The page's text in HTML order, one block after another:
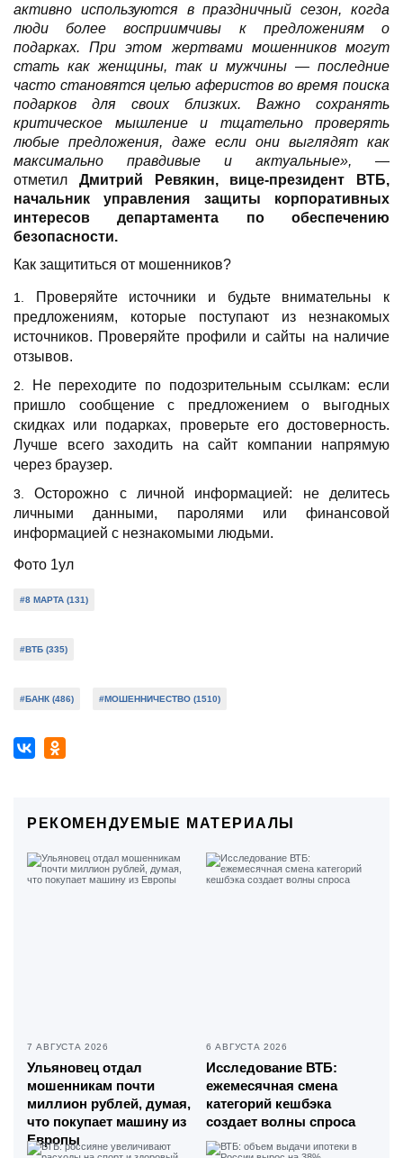
активно используются в праздничный сезон, когда
люди более восприимчивы к предложениям о
подарках. При этом жертвами мошенников могут
стать как женщины, так и мужчины — последние
часто становятся целью аферистов во время поиска
подарков для своих близких. Важно сохранять
критическое мышление и тщательно проверять
любые предложения, даже если они выглядят как
максимально правдивые и актуальные», —
отметил Дмитрий Ревякин, вице-президент ВТБ,
начальник управления защиты корпоративных
интересов департамента по обеспечению
безопасности.
Как защититься от мошенников?
Проверяйте источники и будьте внимательны к
предложениям, которые поступают из незнакомых
источников. Проверяйте профили и сайты на наличие
отзывов.
Не переходите по подозрительным ссылкам: если
пришло сообщение с предложением о выгодных
скидках или подарках, проверьте его достоверность.
Лучше всего заходить на сайт компании напрямую
через браузер.
Осторожно с личной информацией: не делитесь
личными данными, паролями или финансовой
информацией с незнакомыми людьми.
Фото 1ул
#8 МАРТА (131)
#ВТБ (335)
#БАНК (486) #МОШЕННИЧЕСТВО (1510)
РЕКОМЕНДУЕМЫЕ МАТЕРИАЛЫ
7 АВГУСТА 2026
Ульяновец отдал
мошенникам почти
миллион рублей, думая,
что покупает машину из
Европы
6 АВГУСТА 2026
Исследование ВТБ:
ежемесячная смена
категорий кешбэка
создает волны спроса